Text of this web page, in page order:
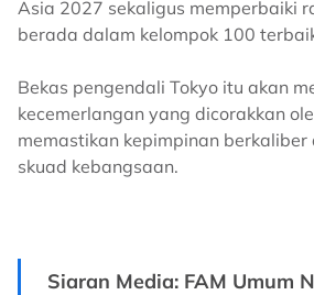
Asia 2027 sekaligus memperbaiki
berada dalam kelompok 100
Bekas pengendali Tokyo itu akan
kecemerlangan yang dicorakkan
memastikan kepimpinan
skuad kebangsaan.
Siaran Media: FAM Umum